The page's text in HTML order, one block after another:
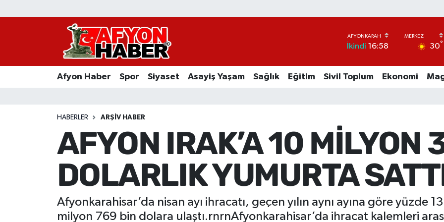
İkindi 16:58 30°
Afyon Haber Spor Siyaset Asayiş Yaşam Sağlık Eğitim Sivil Toplum Ekonomi
HABERLER ARŞIV HABER
AFYON IRAK’A 10 MİLYON
DOLARLIK YUMURTA
Afyonkarahisar’da nisan ayı ihracatı, geçen yılın aynı ayına göre yüzde
milyon 769 bin dolara ulaştı.rnrnAfyonkarahisar’da ihracat kalemleri
Afyon Haber
Asayiş Yaşam
Ekonomi